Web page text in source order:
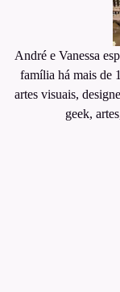
André e Vanessa
família há mais de
artes visuais,
geek,